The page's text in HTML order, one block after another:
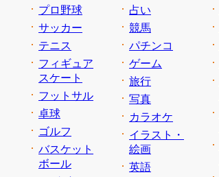
プロ野球
サッカー
テニス
フィギュア
スケート
フットサル
卓球
ゴルフ
バスケット
ボール
占い
競馬
パチンコ
ゲーム
旅行
写真
カラオケ
イラスト・
絵画
英語